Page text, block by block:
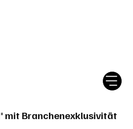
mit Branchenexklusivität